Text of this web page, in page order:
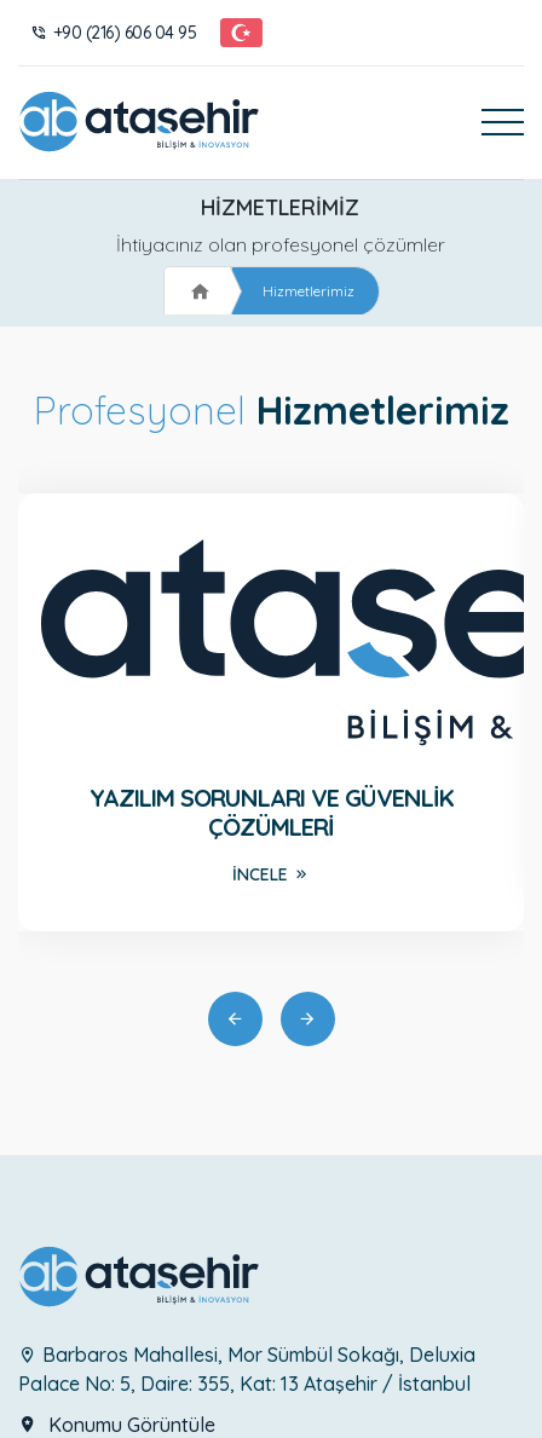
+90 (216) 606 04 95
HIZMETLERIMIZ
İhtiyacınız olan profesyonel çözümler
Hizmetlerimiz
Profesyonel Hizmetlerimiz
YAZILIM SORUNLARI VE GÜVENLIK
ÇÖZÜMLERI
İNCELE
Barbaros Mahallesi, Mor Sümbül Sokağı, Deluxia
Palace No: 5, Daire: 355, Kat: 13 Ataşehir / İstanbul
Konumu Görüntüle